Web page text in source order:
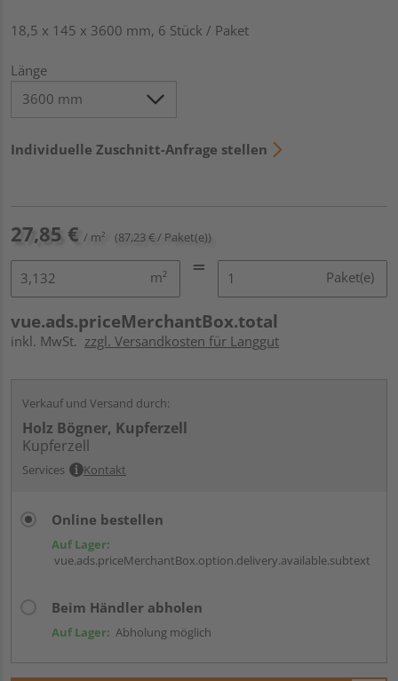
18,5 x 145 x 3600 mm, 6 Stück / Paket
Länge
Individuelle Zuschnitt-Anfrage stellen
27,85 € / m² (87,23 € / Paket(e))
m² Paket(e)
vue.ads.priceMerchantBox.total
inkl. MwSt. zzgl. Versandkosten für Langgut
Verkauf und Versand durch:
Holz Bögner, Kupferzell
Kupferzell
Services Kontakt
Online bestellen
Auf Lager:
vue.ads.priceMerchantBox.option.delivery.available.subtext
Beim Händler abholen
Auf Lager: Abholung möglich